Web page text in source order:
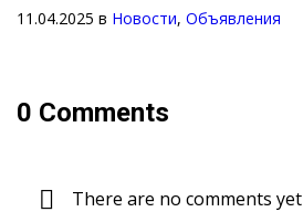
11.04.2025 в Новости, Объявления
0 Comments
There are no comments yet